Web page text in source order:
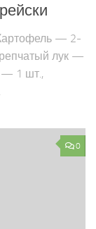
— 2-
лук —
— 1 шт.,
0